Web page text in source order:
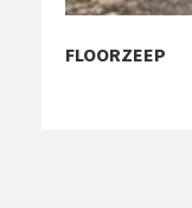
FLOORZEEP